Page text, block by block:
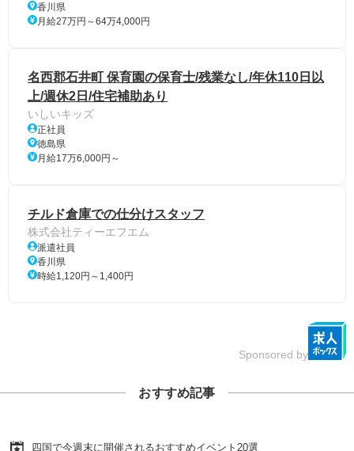
香川県
月給27万円～64万4,000円
名西郡石井町 保育園の保育士/残業なし/年休110日以
上/週休2日/住宅補助あり
いしいキッズ
正社員
徳島県
月給17万6,000円～
チルド倉庫での仕分けスタッフ
株式会社ティーエフエム
派遣社員
香川県
時給1,120円～1,400円
Sponsored by
おすすめ記事
四国で今週末に開催されるおすすめイベント20選